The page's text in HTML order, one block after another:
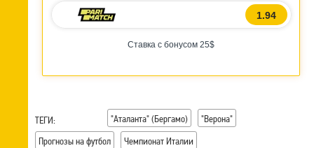
Ставка с бонусом 25$
1.94
ТЕГИ: "Аталанта" (Бергамо)
"Верона"
Прогнозы на футбол
Чемпионат Италии